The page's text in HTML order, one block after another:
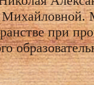
Михайловной.
при